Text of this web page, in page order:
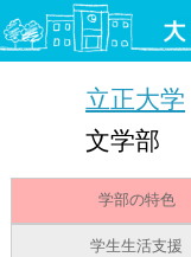
立正大学
文学部
学部の特色
学生生活支援